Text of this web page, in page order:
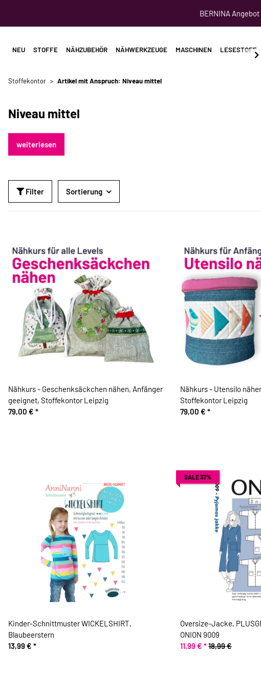
BERNINA
NEU STOFFE NÄHZUBEHÖR NÄHWERKZEUGE MASCHINEN LESESTOFF
Stoffekontor Artikel mit Anspruch: Niveau mittel
Niveau mittel
weiterlesen
Filter Sortierung
Nähkurs - Geschenksäckchen nähen, Anfänger
geeignet, Stoffekontor Leipzig
79,00 € *
Nähkurs - Utensilo
Stoffekontor Leipzig
79,00 € *
Kinder-Schnittmuster WICKELSHIRT,
Blaubeerstern
13,99 € *
SALE 37%
Oversize-Jacke,
ONION 9009
11,99 € *18,99 €